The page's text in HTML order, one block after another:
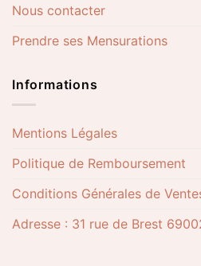
Nous contacter
Prendre ses Mensurations
Informations
Mentions Légales
Politique de Remboursement
Conditions Générales de
Adresse : 31 rue de Brest